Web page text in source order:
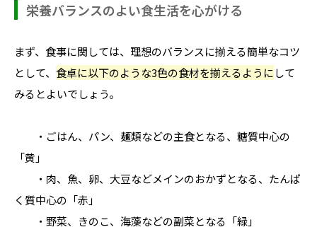
栄養バランスのよい食生活を心がける
まず、食事に関しては、理想のバランスに揃える簡単なコツ
として、 食卓に以下のような3色の食材を揃えるようにして
みるとよいでしょう。
・ごはん、パン、麺類などの主食となる、糖質中心の
「黄」
・肉、魚、卵、大豆などメインのおかずとなる、たんぱ
く質中心の「赤」
・野菜、きのこ、海藻などの副菜となる「緑」